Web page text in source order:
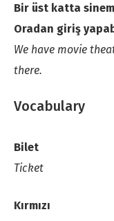
Bir üst katta
Oradan giriş
We have movie
there.
Vocabulary
Bilet
Ticket
Kırmızı